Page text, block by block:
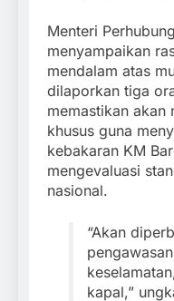
Menteri
menyampaikan
mendalam atas
dilaporkan tiga
memastikan akan
khusus guna
kebakaran KM
mengevaluasi
nasional.
“Akan
kapal,”